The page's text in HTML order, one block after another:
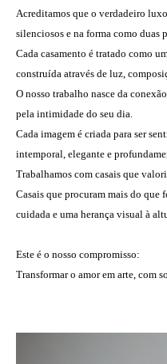
Acreditamos que o verdadeiro
silenciosos e na forma como duas
Cada casamento é tratado como
construída através de luz,
O nosso trabalho nasce da
pela intimidade do seu dia.
Cada imagem é criada para ser
intemporal, elegante e
Trabalhamos com casais que
Casais que procuram mais do que
cuidada e uma herança visual à
Este é o nosso compromisso:
Transformar o amor em arte, com